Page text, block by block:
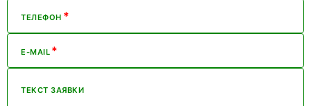
ТЕЛЕФОН *
E-MAIL *
ТЕКСТ ЗАЯВКИ